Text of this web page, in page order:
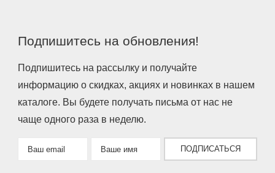
Подпишитесь на обновления!
Подпишитесь на рассылку и получайте
информацию о скидках, акциях и новинках в нашем
каталоге. Вы будете получать письма от нас не
чаще одного раза в неделю.
ПОДПИСАТЬСЯ